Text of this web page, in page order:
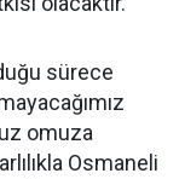
sürece
omuza
Osmaneli